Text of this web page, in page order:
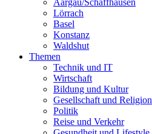
Aargau/Schaffhausen
Lörrach
Basel
Konstanz
Waldshut
Themen
Technik und IT
Wirtschaft
Bildung und Kultur
Gesellschaft und Religion
Politik
Reise und Verkehr